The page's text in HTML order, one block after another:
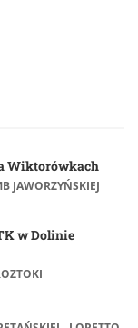
Wiktorówkach
JAWORZYŃSKIEJ
w Dolinie